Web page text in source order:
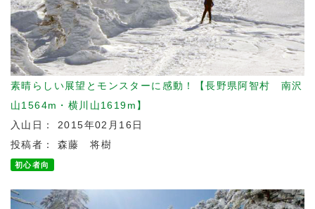
素晴らしい展望とモンスターに感動！【長野県阿智村 南沢
山1564m・横川山1619m】
入山日： 2015年02月16日
投稿者： 森藤 将樹
初心者向